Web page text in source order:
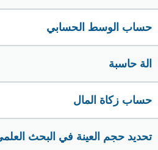
حساب الوسط الحسابي
الة حاسبة
حساب زكاة المال
تحديد حجم العينة في البحث